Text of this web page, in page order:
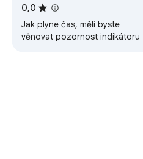
Game
0,0
Jak plyne čas, měli byste
věnovat pozornost indikátoru